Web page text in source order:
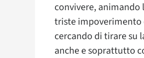
convivere,
triste impoverimento
cercando di tirare su
anche e soprattutto